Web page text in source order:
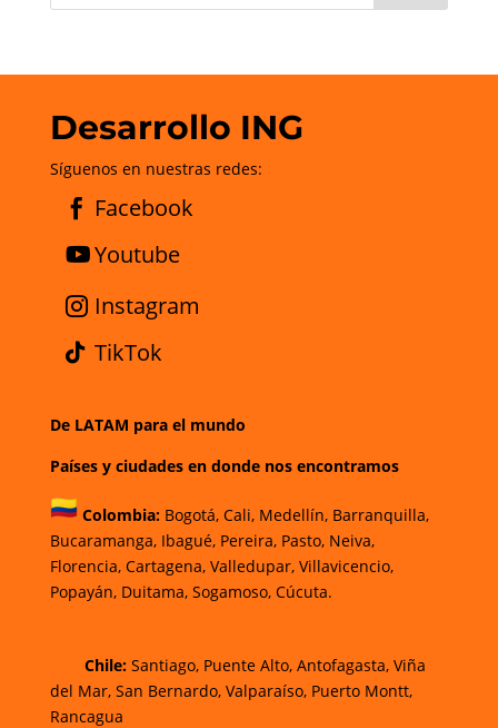
Desarrollo ING
Síguenos en nuestras redes:
Facebook
Youtube
Instagram
TikTok
De LATAM para el mundo
Países y ciudades en donde nos encontramos
Colombia: Bogotá,Cali, Medellín, Barranquilla,
Bucaramanga,Ibagué,Pereira,Pasto, Neiva,
Florencia, Cartagena, Valledupar, Villavicencio,
Popayán, Duitama, Sogamoso, Cúcuta.
Chile:Santiago, Puente Alto, Antofagasta, Viña
del Mar, San Bernardo, Valparaíso, Puerto Montt,
Rancagua